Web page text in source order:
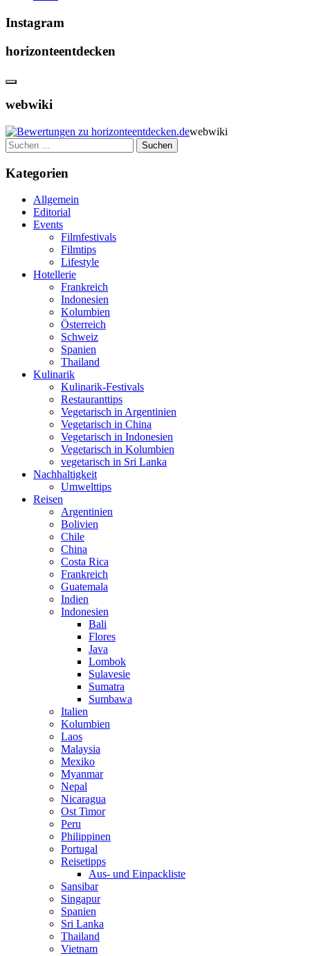
Instagram
horizonteentdecken
webwiki
webwiki
Suchen
nach:
Kategorien
Allgemein
Editorial
Events
Filmfestivals
Filmtips
Lifestyle
Hotellerie
Frankreich
Indonesien
Kolumbien
Österreich
Schweiz
Spanien
Thailand
Kulinarik
Kulinarik-Festivals
Restauranttips
Vegetarisch in Argentinien
Vegetarisch in China
Vegetarisch in Indonesien
Vegetarisch in Kolumbien
vegetarisch in Sri Lanka
Nachhaltigkeit
Umwelttips
Reisen
Argentinien
Bolivien
Chile
China
Costa Rica
Frankreich
Guatemala
Indien
Indonesien
Bali
Flores
Java
Lombok
Sulavesie
Sumatra
Sumbawa
Italien
Kolumbien
Laos
Malaysia
Mexiko
Myanmar
Nepal
Nicaragua
Ost Timor
Peru
Philippinen
Portugal
Reisetipps
Aus- und Einpackliste
Sansibar
Singapur
Spanien
Sri Lanka
Thailand
Vietnam